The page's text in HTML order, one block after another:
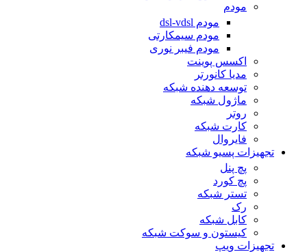
مودم
مودم dsl-vdsl
مودم سیمکارتی
مودم فیبر نوری
اکسس پوینت
مدیا کانورتر
توسعه دهنده شبکه
ماژول شبکه
روتر
کارت شبکه
فایروال
تجهیزات پسیو شبکه
پچ پنل
پچ کورد
تستر شبکه
رک
کابل شبکه
کیستون و سوکت شبکه
تجهیزات ویپ